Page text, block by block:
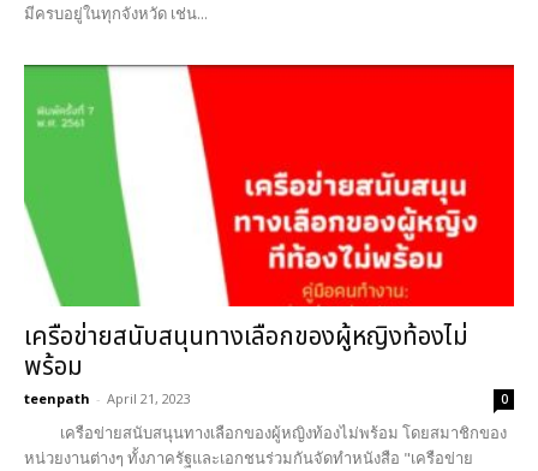
มีครบอยู่ในทุกจังหวัด เช่น...
เครือข่ายสนับสนุนทางเลือกของผู้หญิงท้องไม่
พร้อม
teenpath - April 21, 2023 0
เครือข่ายสนับสนุนทางเลือกของผู้หญิงท้องไม่พร้อม โดยสมาชิกของ
หน่วยงานต่างๆ ทั้งภาครัฐและเอกชนร่วมกันจัดทำหนังสือ "เครือข่าย